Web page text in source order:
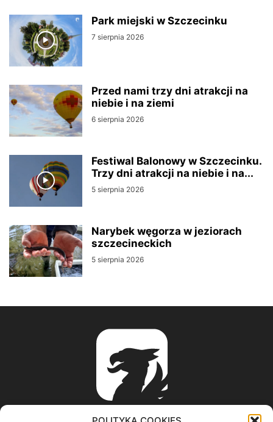
Park miejski w Szczecinku
7 sierpnia 2026
Przed nami trzy dni atrakcji na
niebie i na ziemi
6 sierpnia 2026
Festiwal Balonowy w Szczecinku.
Trzy dni atrakcji na niebie i na...
5 sierpnia 2026
Narybek węgorza w jeziorach
szczecineckich
5 sierpnia 2026